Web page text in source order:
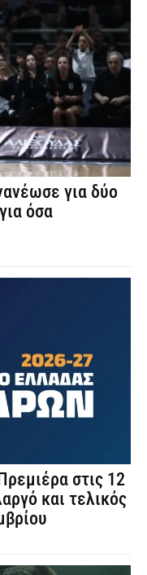
για δύο
όσα
στις 12
και τελικός